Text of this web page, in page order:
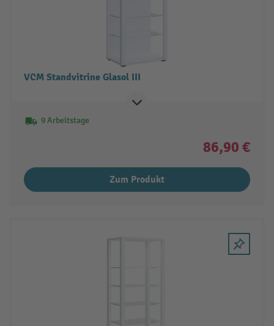
VCM Standvitrine Glasol III
9 Arbeitstage
86,90 €
Zum Produkt